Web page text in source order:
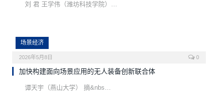
刘 君 王学伟（潍坊科技学院）…
场景经济
2026年5月8日 0
加快构建面向场景应用的无人装备创新联合体
谭天宇（燕山大学） 摘&nbs…